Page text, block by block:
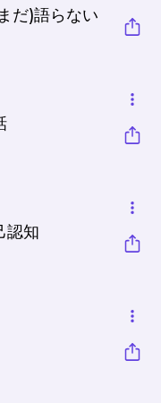
だ)語らない
認知